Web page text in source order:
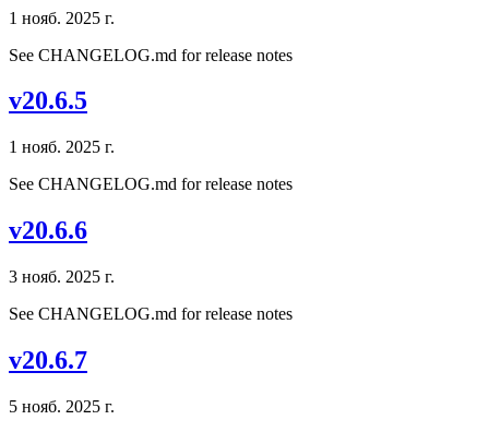
1 нояб. 2025 г.
See CHANGELOG.md for release notes
v20.6.5
1 нояб. 2025 г.
See CHANGELOG.md for release notes
v20.6.6
3 нояб. 2025 г.
See CHANGELOG.md for release notes
v20.6.7
5 нояб. 2025 г.